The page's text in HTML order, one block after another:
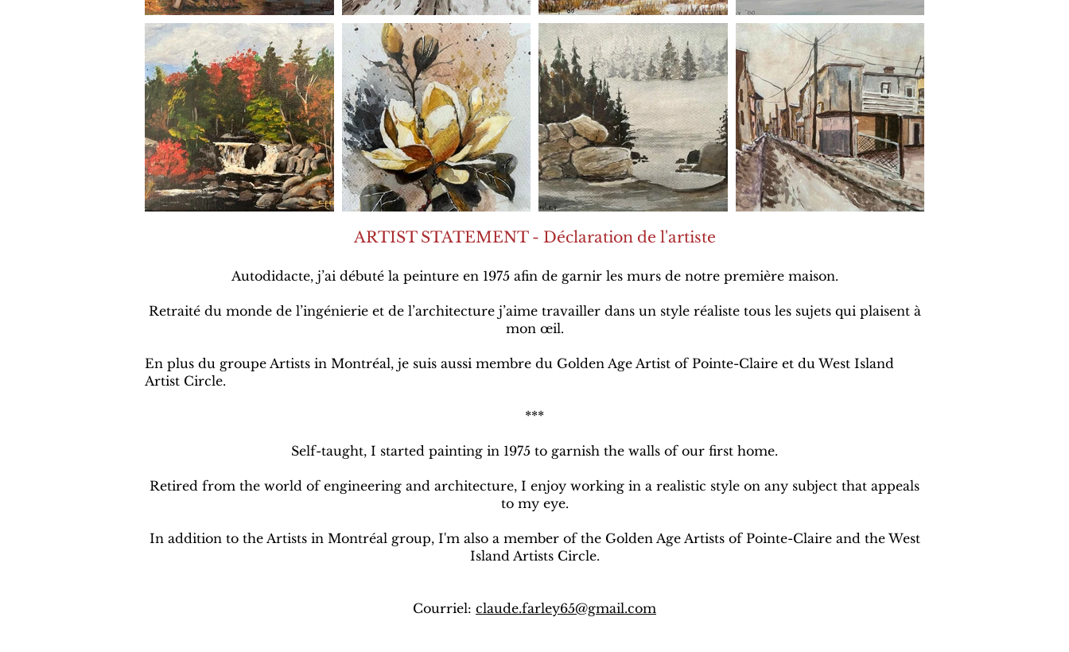
ARTIST STATEMENT - Déclaration de l'artiste
Autodidacte, j’ai débuté la peinture en 1975 afin de garnir les murs de notre première maison.
Retraité du monde de l’ingénierie et de l’architecture j’aime travailler dans un style réaliste tous les sujets qui plaisent à
mon œil.
En plus du groupe Artists in Montréal, je suis aussi membre du Golden Age Artist of Pointe-Claire et du West Island
Artist Circle.
***
Self-taught, I started painting in 1975 to garnish the walls of our first home.
Retired from the world of engineering and architecture, I enjoy working in a realistic style on any subject that appeals
to my eye.
In addition to the Artists in Montréal group, I'm also a member of the Golden Age Artists of Pointe-Claire and the West
Island Artists Circle.
Courriel: claude.farley65@gmail.com